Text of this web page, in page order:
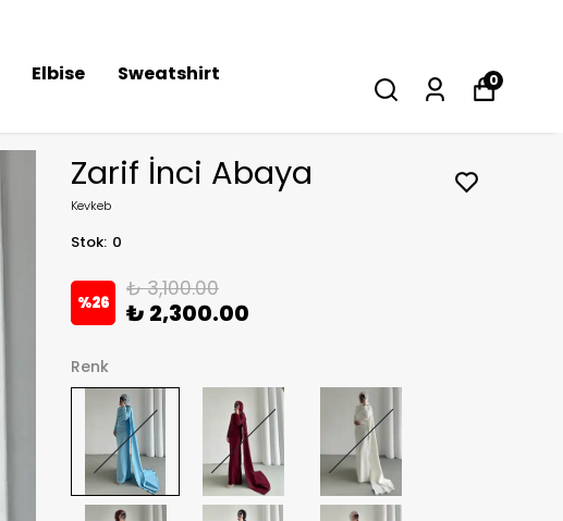
Elbise
Sweatshirt
0
Zarif İnci Abaya
Kevkeb
Stok: 0
%26
₺ 3,100.00
₺ 2,300.00
Renk